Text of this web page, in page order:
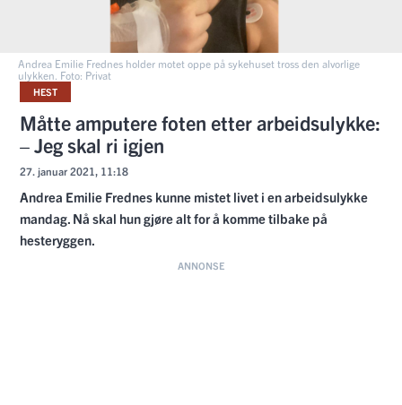
Andrea Emilie Frednes holder motet oppe på sykehuset tross den alvorlige
ulykken. Foto: Privat
HEST
Måtte amputere foten etter arbeidsulykke:
– Jeg skal ri igjen
27. januar 2021, 11:18
Andrea Emilie Frednes kunne mistet livet i en arbeidsulykke
mandag. Nå skal hun gjøre alt for å komme tilbake på
hesteryggen.